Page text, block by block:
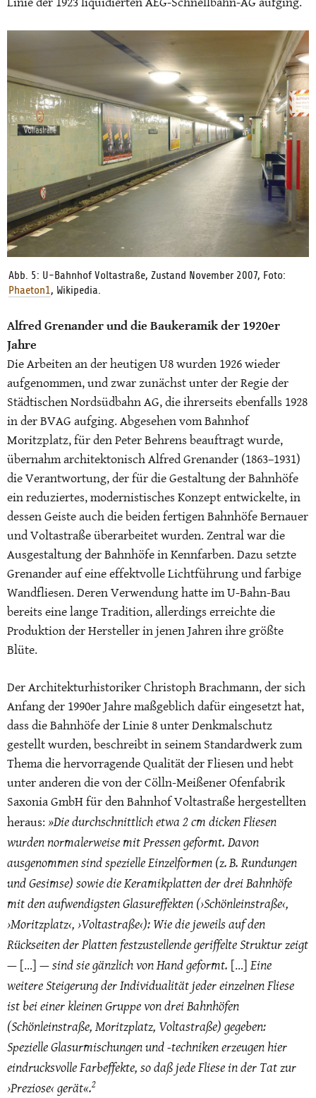
Abb. 5: U-Bahnhof Voltastraße, Zustand November 2007, Foto:
Phaeton1, Wikipedia.
Alfred Grenander und die Baukeramik der 1920er
Jahre
Die Arbeiten an der heutigen U8 wurden 1926 wieder
aufgenommen, und zwar zunächst unter der Regie der
Städtischen Nordsüdbahn AG, die ihrerseits ebenfalls 1928
in der BVAG aufging. Abgesehen vom Bahnhof
Moritzplatz, für den Peter Behrens beauftragt wurde,
übernahm architektonisch Alfred Grenander (1863–1931)
die Verantwortung, der für die Gestaltung der Bahnhöfe
ein reduziertes, modernistisches Konzept entwickelte, in
dessen Geiste auch die beiden fertigen Bahnhöfe Bernauer
und Voltastraße überarbeitet wurden. Zentral war die
Ausgestaltung der Bahnhöfe in Kennfarben. Dazu setzte
Grenander auf eine effektvolle Lichtführung und farbige
Wandfliesen. Deren Verwendung hatte im U-Bahn-Bau
bereits eine lange Tradition, allerdings erreichte die
Produktion der Hersteller in jenen Jahren ihre größte
Blüte.
Der Architekturhistoriker Christoph Brachmann, der sich
Anfang der 1990er Jahre maßgeblich dafür eingesetzt hat,
dass die Bahnhöfe der Linie 8 unter Denkmalschutz
gestellt wurden, beschreibt in seinem Standardwerk zum
Thema die hervorragende Qualität der Fliesen und hebt
unter anderen die von der Cölln-Meißener Ofenfabrik
Saxonia GmbH für den Bahnhof Voltastraße hergestellten
heraus:»Die durchschnittlich etwa 2 cm dicken Fliesen
wurden normalerweise mit Pressen geformt. Davon
ausgenommen sind spezielle Einzelformen (z. B. Rundungen
und Gesimse) sowie die Keramikplatten der drei Bahnhöfe
mit den aufwendigsten Glasureffekten (›Schönleinstraße‹,
›Moritzplatz‹, ›Voltastraße‹): Wie die jeweils auf den
Rückseiten der Platten festzustellende geriffelte Struktur zeigt
—[…]— sind sie gänzlich von Hand geformt. […]Eine
weitere Steigerung der Individualität jeder einzelnen Fliese
ist bei einer kleinen Gruppe von drei Bahnhöfen
(Schönleinstraße, Moritzplatz, Voltastraße) gegeben:
Spezielle Glasurmischungen und -techniken erzeugen hier
eindrucksvolle Farbeffekte, so daß jede Fliese in der Tat zur
›Preziose‹ gerät«.2